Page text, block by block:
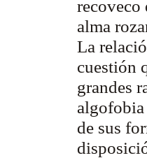
recoveco
alma
La
cuestión
grandes
de sus